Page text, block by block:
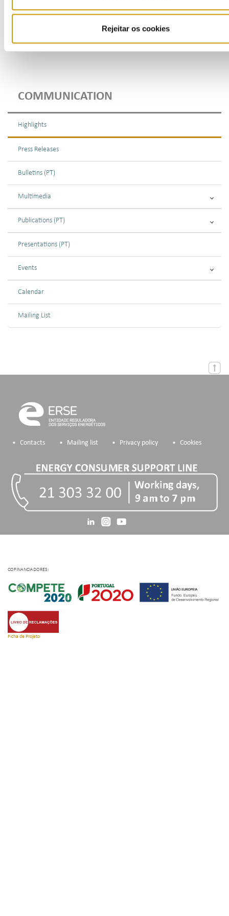
Rejeitar os cookies
COMMUNICATION
Highlights
Press Releases
Bulletins (PT)
Multimedia
Publications (PT)
Presentations (PT)
Events
Calendar
Mailing List
Emerging business models in the energy market & implications for market design and customers
Contacts Mailing list Privacy policy Cookies
COFINANCIADORES:
Ficha de Projeto